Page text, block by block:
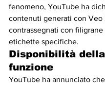
fenomeno, YouTube ha
contenuti generati con Veo
contrassegnati con filigrane
etichette specifiche.
Disponibilità
funzione
YouTube ha annunciato